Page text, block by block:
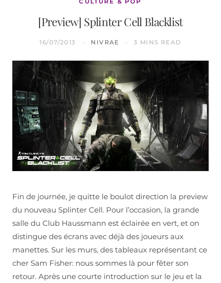
[Preview] Splinter Cell Blacklist
16/07/2013 NIVRAE 3 MINS READ
Fin de journée, je quitte le boulot direction la preview
du nouveau Splinter Cell. Pour l’occasion, la grande
salle du Club Haussmann est éclairée en vert, et on
distingue des écrans avec déjà des joueurs aux
manettes. Sur les murs, des tableaux représentant ce
cher Sam Fisher: nous sommes là pour fêter son
retour. Après une courte introduction sur le jeu et la